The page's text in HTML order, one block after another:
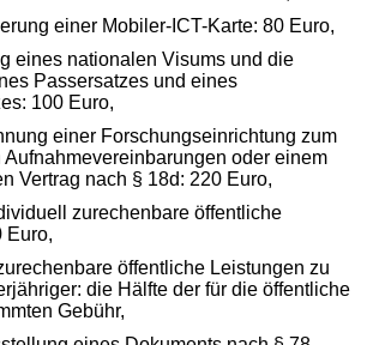
einer Mobiler-ICT-Karte: 80 Euro,
eines nationalen Visums und die
Passersatzes und eines
100 Euro,
einer Forschungseinrichtung zum
oder einem
Vertrag nach § 18d: 220 Euro,
zurechenbare öffentliche
Euro,
öffentliche Leistungen zu
die Hälfte der für die öffentliche
Gebühr,